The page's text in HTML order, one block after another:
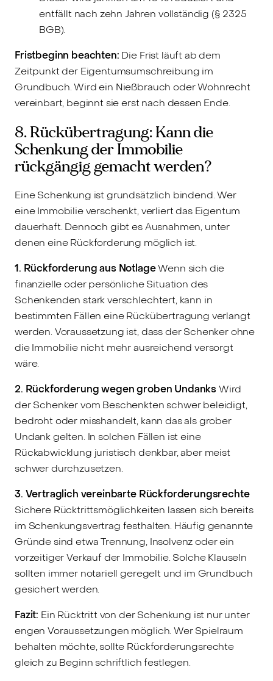
entfällt nach zehn Jahren vollständig (§ 2325
BGB).
Fristbeginn beachten: Die Frist läuft ab dem
Zeitpunkt der Eigentumsumschreibung im
Grundbuch. Wird ein Nießbrauch oder Wohnrecht
vereinbart, beginnt sie erst nach dessen Ende.
8. Rückübertragung: Kann die
Schenkung der Immobilie
rückgängig gemacht werden?
Eine Schenkung ist grundsätzlich bindend. Wer
eine Immobilie verschenkt, verliert das Eigentum
dauerhaft. Dennoch gibt es Ausnahmen, unter
denen eine Rückforderung möglich ist.
1. Rückforderung aus NotlageWenn sich die
finanzielle oder persönliche Situation des
Schenkenden stark verschlechtert, kann in
bestimmten Fällen eine Rückübertragung verlangt
werden. Voraussetzung ist, dass der Schenker ohne
die Immobilie nicht mehr ausreichend versorgt
wäre.
2. Rückforderung wegen groben Undanks Wird
der Schenker vom Beschenkten schwer beleidigt,
bedroht oder misshandelt, kann das als grober
Undank gelten. In solchen Fällen ist eine
Rückabwicklung juristisch denkbar, aber meist
schwer durchzusetzen.
3. Vertraglich vereinbarte Rückforderungsrechte
Sichere Rücktrittsmöglichkeiten lassen sich bereits
im Schenkungsvertrag festhalten. Häufig genannte
Gründe sind etwa Trennung, Insolvenz oder ein
vorzeitiger Verkauf der Immobilie. Solche Klauseln
sollten immer notariell geregelt und im Grundbuch
gesichert werden.
Fazit: Ein Rücktritt von der Schenkung ist nur unter
engen Voraussetzungen möglich. Wer Spielraum
behalten möchte, sollte Rückforderungsrechte
gleich zu Beginn schriftlich festlegen.